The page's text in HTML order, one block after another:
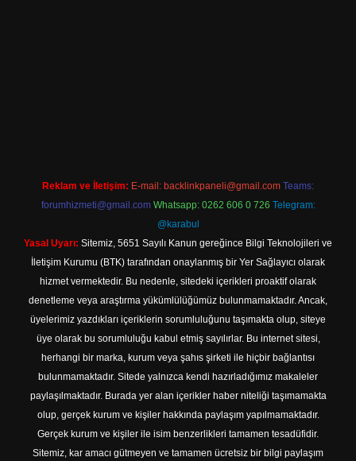
Reklam ve İletişim: E-mail: backlinkpaneli@gmail.com Teams:
forumhizmeti@gmail.com Whatsapp: 0262 606 0 726 Telegram:
@karabul
Yasal Uyarı: Sitemiz, 5651 Sayılı Kanun gereğince Bilgi Teknolojileri ve
İletişim Kurumu (BTK) tarafından onaylanmış bir Yer Sağlayıcı olarak
hizmet vermektedir. Bu nedenle, sitedeki içerikleri proaktif olarak
denetleme veya araştırma yükümlülüğümüz bulunmamaktadır. Ancak,
üyelerimiz yazdıkları içeriklerin sorumluluğunu taşımakta olup, siteye
üye olarak bu sorumluluğu kabul etmiş sayılırlar. Bu internet sitesi,
herhangi bir marka, kurum veya şahıs şirketi ile hiçbir bağlantısı
bulunmamaktadır. Sitede yalnızca kendi hazırladığımız makaleler
paylaşılmaktadır. Burada yer alan içerikler haber niteliği taşımamakta
olup, gerçek kurum ve kişiler hakkında paylaşım yapılmamaktadır.
Gerçek kurum ve kişiler ile isim benzerlikleri tamamen tesadüfidir.
Sitemiz, kar amacı gütmeyen ve tamamen ücretsiz bir bilgi paylaşım